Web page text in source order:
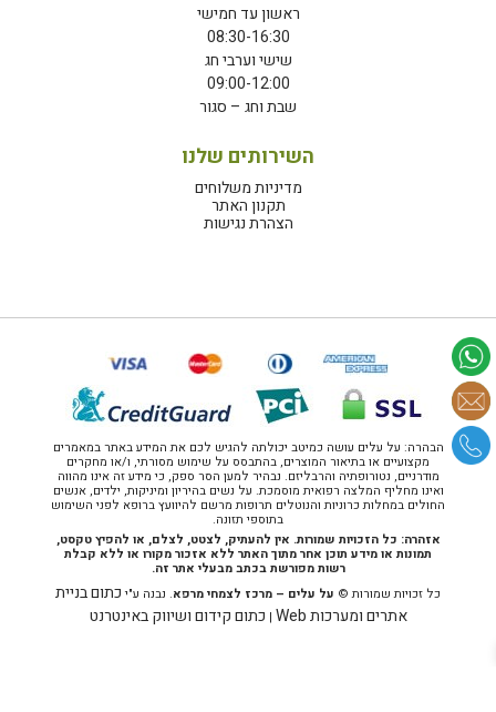
ראשון עד חמישי
08:30-16:30
שישי וערבי חג
09:00-12:00
שבת וחג – סגור
השירותים שלנו
מדיניות משלוחים
תקנון האתר
הצהרת נגישות
הבהרה: על עלים עושה כמיטב יכולתה להגיש לכם את המידע באתר במאמרים
מקצועיים או בתיאור המוצרים, בהתבסס על שימוש מסורתי, ו/או מחקרים
מודרניים, נטורופתיה והרבליזם. נבהיר למען הסר ספק, כי מידע זה אינו מהווה
ואינו מחליף המלצה רפואית מוסמכת. על נשים בהיריון ומיניקות, ילדים, אנשים
החולים במחלות כרוניות והנוטלים תרופות מרשם להיוועץ ברופא לפני השימוש
בתוספי תזונה.
אזהרה: כל הזכויות שמורות. אין להעתיק, לצטט, לצלם, או להפיץ טקסט,
תמונות או מידע תוכן אחר מתוך האתר ללא אזכור מקורו או ללא קבלת
רשות מפורשת בכתב מבעלי אתר זה.
כל זכויות שמורות © על עלים – מרכז לצמחי מרפא. נבנה ע"יכתום בניית
אתרים ומערכות Web
| כתום קידום ושיווק באינטרנט